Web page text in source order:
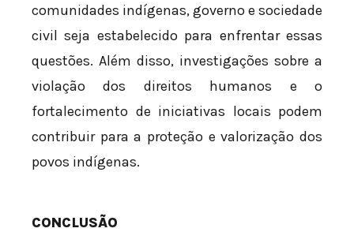
comunidades indígenas, governo e sociedade
civil seja estabelecido para enfrentar essas
questões. Além disso, investigações sobre a
violação dos direitos humanos e o
fortalecimento de iniciativas locais podem
contribuir para a proteção e valorização dos
povos indígenas.
CONCLUSÃO